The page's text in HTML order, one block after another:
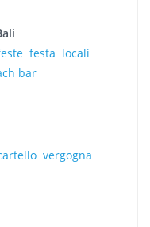
festa locali
bar
vergogna